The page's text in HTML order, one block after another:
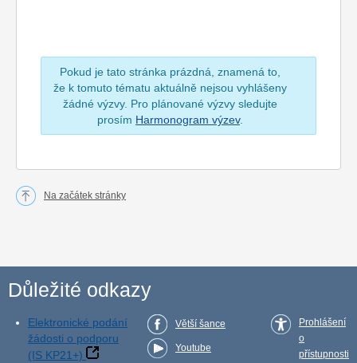
Pokud je tato stránka prázdná, znamená to,
že k tomuto tématu aktuálně nejsou vyhlášeny
žádné výzvy. Pro plánované výzvy sledujte
prosím Harmonogram výzev.
Na začátek stránky
Důležité odkazy
Elektronické podání
žádosti o podporu
(IS KP21+)
Větší šance
Youtube
Prohlášení
o
přístupnosti